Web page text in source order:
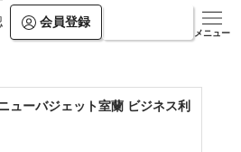
会員登録
メニュー
muroran/
ューバジェット室蘭 ビジネス利